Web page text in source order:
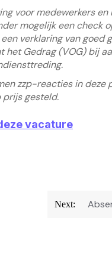
voor medewerkers en
mogelijk een check
verklaring van goed
Gedrag (VOG) bij
zzp-reacties in deze
prijs gesteld.
vacature
Next: